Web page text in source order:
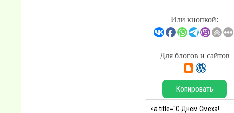
Или кнопкой:
Для блогов и сайтов
Копировать